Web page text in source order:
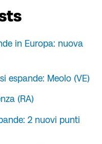
in Europa: nuova
espande: Meolo (VE)
(RA)
2 nuovi punti